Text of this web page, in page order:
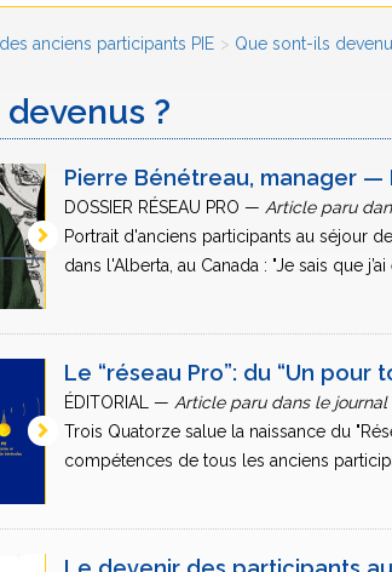
des anciens participants PIE Que sont-ils
?
Pierre Bénétreau, manager —
DOSSIER RÉSEAU PRO — Article paru
Portrait d'anciens participants au séjour
dans l'Alberta, au Canada : "Je sais que
Le “réseau Pro”: du “Un pour
ÉDITORIAL — Article paru dans le journal
Trois Quatorze salue la naissance du
compétences de tous les anciens